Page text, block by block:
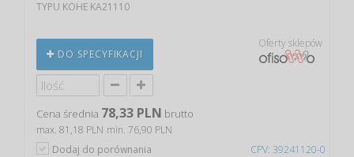
CPV: 39241120-0
TYPU KOHE KA21110
DO SPECYFIKACJI
Oferty sklepów
Cena średnia 78,33 PLN brutto
max. 81,18 PLN min. 76,90 PLN
Dodaj do porównania